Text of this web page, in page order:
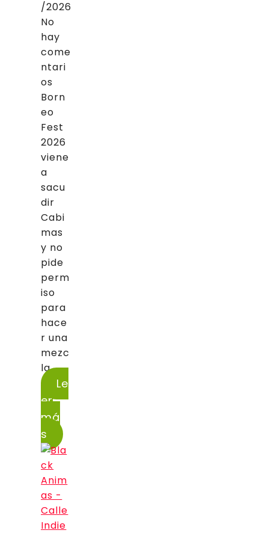
/2026
No
hay
come
ntari
os
Born
eo
Fest
2026
viene
a
sacu
dir
Cabi
mas
y no
pide
perm
iso
para
hace
r una
mezc
la...
Le
er
má
s